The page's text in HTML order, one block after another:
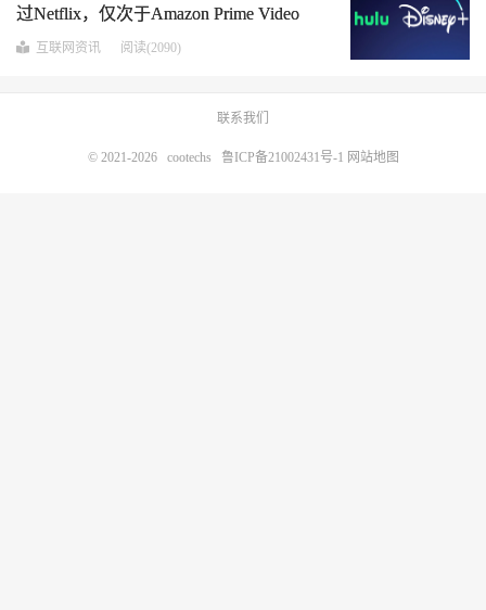
过Netflix，仅次于Amazon Prime Video
互联网资讯 阅读(2090)
联系我们
© 2021-2026 cootechs 鲁ICP备21002431号-1 网站地图